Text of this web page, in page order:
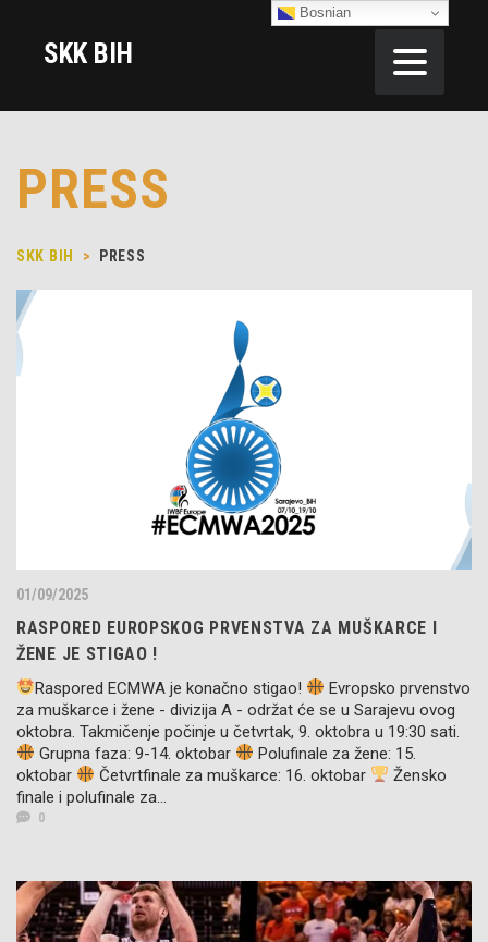
SKK BIH
PRESS
SKK BIH > PRESS
01/09/2025
RASPORED EUROPSKOG PRVENSTVA ZA MUŠKARCE I
ŽENE JE STIGAO !
Raspored ECMWA je konačno stigao!
Evropsko prvenstvo
za muškarce i žene - divizija A - održat će se u Sarajevu ovog
oktobra. Takmičenje počinje u četvrtak, 9. oktobra u 19:30 sati.
Grupna faza: 9-14. oktobar
Polufinale za žene: 15.
oktobar
Četvrtfinale za muškarce: 16. oktobar
Žensko
finale i polufinale za...
0
Bosnian